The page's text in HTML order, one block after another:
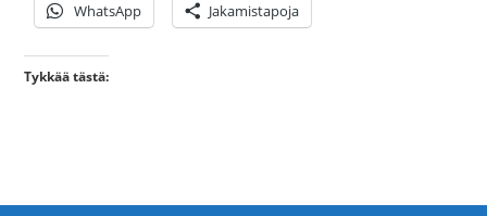
WhatsApp Jakamistapoja
Tykkää tästä: